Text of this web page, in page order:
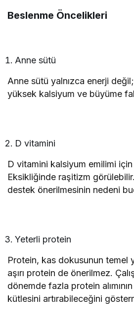
Beslenme Öncelikleri
Anne sütü
Anne sütü yalnızca enerji
yüksek kalsiyum ve büyüme
D vitamini
D vitamini kalsiyum emilimi
Eksikliğinde raşitizm
destek önerilmesinin nedeni
Yeterli protein
Protein, kas dokusunun temel
aşırı protein de önerilmez.
dönemde fazla protein
kütlesini artırabileceğini